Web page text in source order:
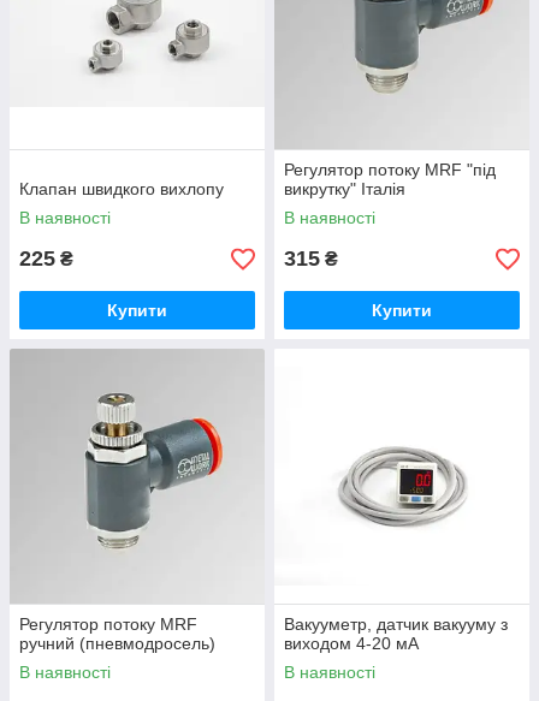
Клапан швидкого вихлопу
В наявності
225 ₴
Купити
Регулятор потоку MRF "під
викрутку" Італія
В наявності
315 ₴
Купити
Регулятор потоку MRF
ручний (пневмодросель)
В наявності
Вакууметр, датчик вакууму з
виходом 4-20 мА
В наявності